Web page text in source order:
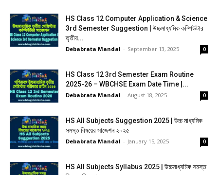
HS Class 12 Computer Application & Science
3rd Semester Suggestion | উচ্চমাধ্যমিক কম্পিউটার
তৃতীয়...
Debabrata Mandal - September 13, 2025 0
HS Class 12 3rd Semester Exam Routine
2025-26 – WBCHSE Exam Date Time |...
Debabrata Mandal - August 18, 2025 0
HS All Subjects Suggestion 2025 | উচ্চ মাধ্যমিক
সমস্ত বিষয়ের সাজেশন ২০২৫
Debabrata Mandal - January 15, 2025 0
HS All Subjects Syllabus 2025 | উচ্চমাধ্যমিক সমস্ত